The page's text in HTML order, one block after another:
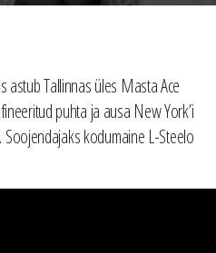
astub Tallinnas üles Masta Ace
puhta ja ausa New York’i
kodumaine L-Steelo